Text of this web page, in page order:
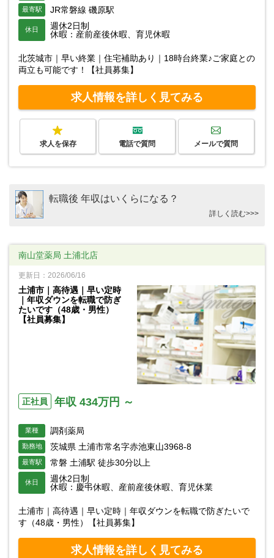
最寄駅 JR常磐線 磯原駅
休日
週休2日制
休暇：産前産後休暇、育児休暇
北茨城市｜早い終業｜住宅補助あり｜18時台終業♪ご家庭との
両立も可能です！【社員募集】
求人情報を詳しく見てみる
求人を保存 電話で質問 メールで質問
転職後 年収はいくらになる？
詳しく読む>>>
南山堂薬局 土浦北店
更新日：2026/06/16
土浦市｜高待遇｜早い定時
｜年収ダウンを転職で防ぎ
たいです（48歳・男性）
【社員募集】
正社員 年収 434万円 ～
業種 調剤薬局
勤務地 茨城県 土浦市常名字赤池東山3968-8
最寄駅 常磐 土浦駅 徒歩30分以上
休日
週休2日制
休暇：慶弔休暇、産前産後休暇、育児休業
土浦市｜高待遇｜早い定時｜年収ダウンを転職で防ぎたいで
す（48歳・男性）【社員募集】
求人情報を詳しく見てみる